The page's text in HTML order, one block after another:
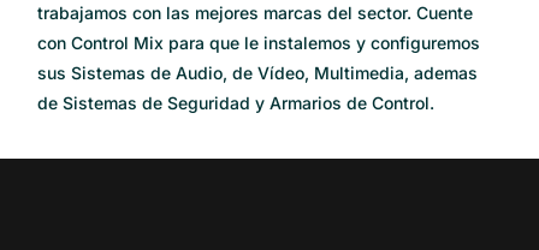
trabajamos con las mejores marcas del sector. Cuente
con Control Mix para que le instalemos y configuremos
sus Sistemas de Audio, de Vídeo, Multimedia, ademas
de Sistemas de Seguridad y Armarios de Control.